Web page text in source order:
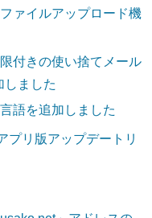
ァイルアップロード機
限付きの使い捨てメール
しました
語を追加しました
プリ版アップデートリ